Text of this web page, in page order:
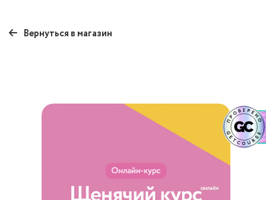
Вернуться в магазин